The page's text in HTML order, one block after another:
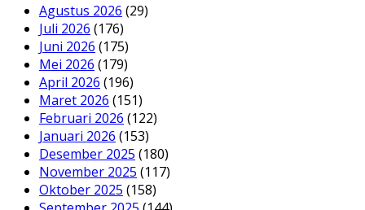
Agustus 2026 (29)
Juli 2026 (176)
Juni 2026 (175)
Mei 2026 (179)
April 2026 (196)
Maret 2026 (151)
Februari 2026 (122)
Januari 2026 (153)
Desember 2025 (180)
November 2025 (117)
Oktober 2025 (158)